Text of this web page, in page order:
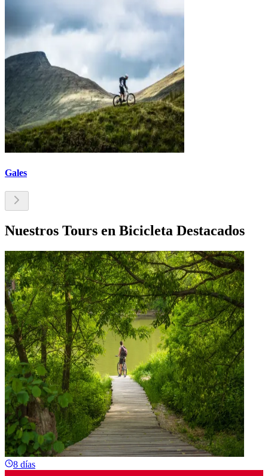
Gales
Nuestros Tours en Bicicleta Destacados
8 días